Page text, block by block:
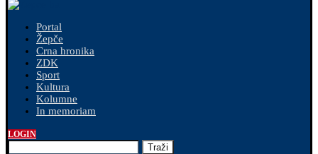
Portal
Žepče
Crna hronika
ZDK
Sport
Kultura
Kolumne
In memoriam
LOGIN
Traži